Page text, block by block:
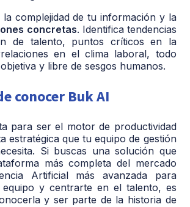
la complejidad de tu información y la
concretas. Identifica tendencias
de talento, puntos críticos en la
en el clima laboral, todo
y libre de sesgos humanos.
conocer Buk AI
para ser el motor de productividad
estratégica que tu equipo de gestión
Si buscas una solución que
más completa del mercado
Artificial más avanzada para
y centrarte en el talento, es
y ser parte de la historia de